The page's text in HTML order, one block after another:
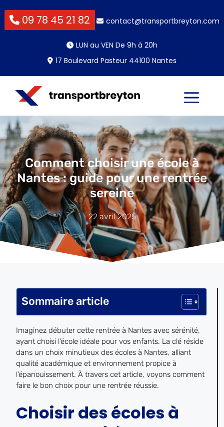
09 78 45 21 82 contact@transportbreyton.com
LUN au VEN De 9h à 20h
17 Boulevard Pasteur 44100 Nantes
Comment choisir une école à
Nantes : guide pour une rentrée
sereine
22 avril 2025
Sommaire article
Imaginez débuter cette rentrée à Nantes avec sérénité,
ayant choisi l’école idéale pour vos enfants. La clé réside
dans un choix minutieux des écoles à Nantes, alliant
qualité académique et environnement propice à
l’épanouissement. À travers cet article, voyons comment
faire le bon choix pour une rentrée réussie.
Choisir des écoles à